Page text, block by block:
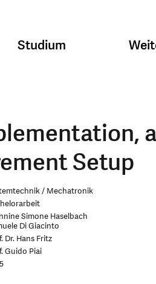
Studium
Setup
/ Mechatronik
Simone Haselbach
Di Giacinto
Dr. Hans Fritz
Guido Piai